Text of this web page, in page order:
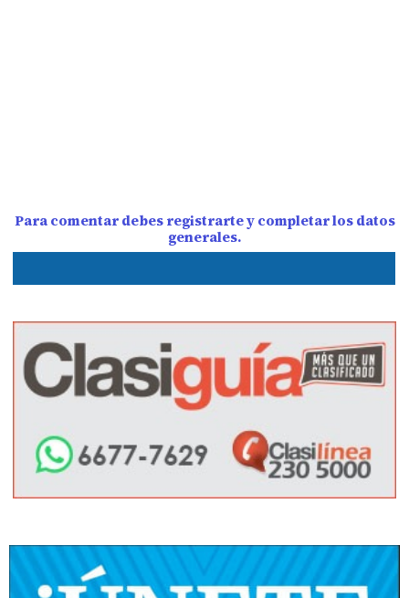
Para comentar debes registrarte y completar los datos
generales.